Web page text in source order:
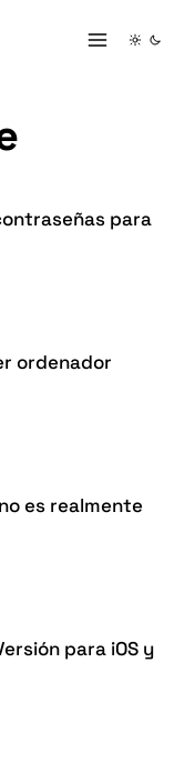
para
ordenador
es realmente
para iOS y